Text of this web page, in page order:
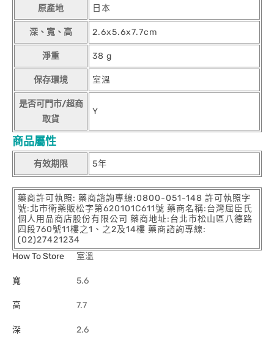
原產地 日本
深、寬、高 2.6x5.6x7.7cm
淨重 38 g
保存環境 室溫
是否可門市/超商
取貨
Y
商品屬性
有效期限 5年
藥商許可執照: 藥商諮詢專線:0800-051-148 許可執照字
號:北市衛藥販松字第620101C611號 藥商名稱:台灣屈臣氏
個人用品商店股份有限公司 藥商地址:台北市松山區八德路
四段760號11樓之1、之2及14樓 藥商諮詢專線:
(02)27421234
How To Store
室溫
寬 5.6
高 7.7
深 2.6